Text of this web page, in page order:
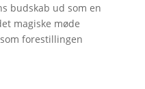
budskab ud som en
magiske møde
forestillingen